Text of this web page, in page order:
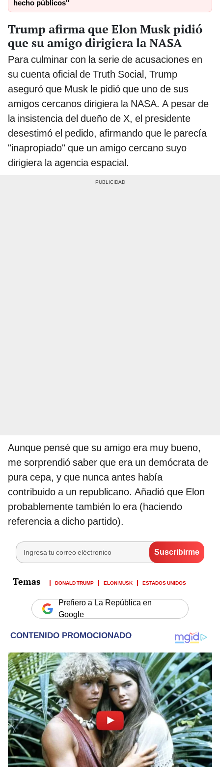
hecho públicos"
Trump afirma que Elon Musk pidió
que su amigo dirigiera la NASA
Para culminar con la serie de acusaciones en
su cuenta oficial de Truth Social, Trump
aseguró que Musk le pidió que uno de sus
amigos cercanos dirigiera la NASA. A pesar de
la insistencia del dueño de X, el presidente
desestimó el pedido, afirmando que le parecía
"inapropiado" que un amigo cercano suyo
dirigiera la agencia espacial.
Aunque pensé que su amigo era muy bueno,
me sorprendió saber que era un demócrata de
pura cepa, y que nunca antes había
contribuido a un republicano. Añadió que Elon
probablemente también lo era (haciendo
referencia a dicho partido).
DONALD TRUMP ELON MUSK ESTADOS UNIDOS
Prefiero a La República en
Google